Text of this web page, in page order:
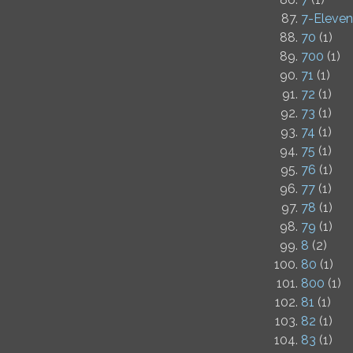
7-Eleven
70 (1)
700 (1)
71 (1)
72 (1)
73 (1)
74 (1)
75 (1)
76 (1)
77 (1)
78 (1)
79 (1)
8 (2)
80 (1)
800 (1)
81 (1)
82 (1)
83 (1)